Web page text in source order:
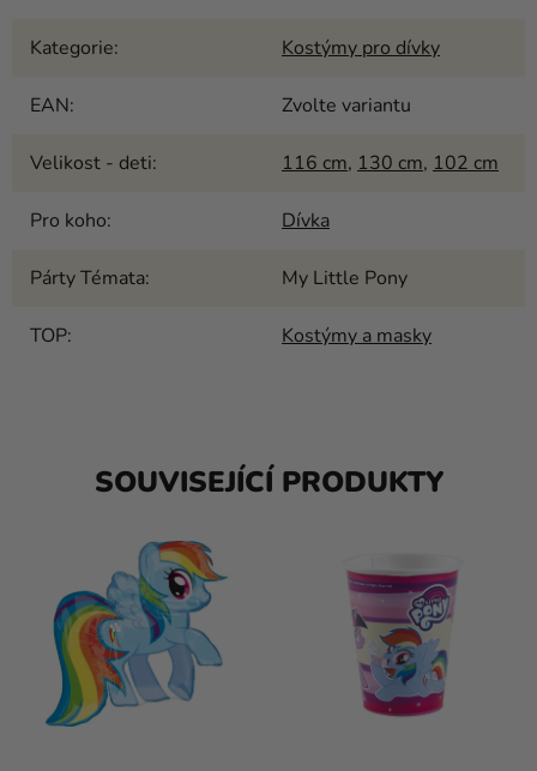
Kategorie: Kostýmy pro dívky
EAN: Zvolte variantu
Velikost - deti: 116 cm, 130 cm, 102 cm
Pro koho: Dívka
Párty Témata: My Little Pony
TOP: Kostýmy a masky
SOUVISEJÍCÍ PRODUKTY